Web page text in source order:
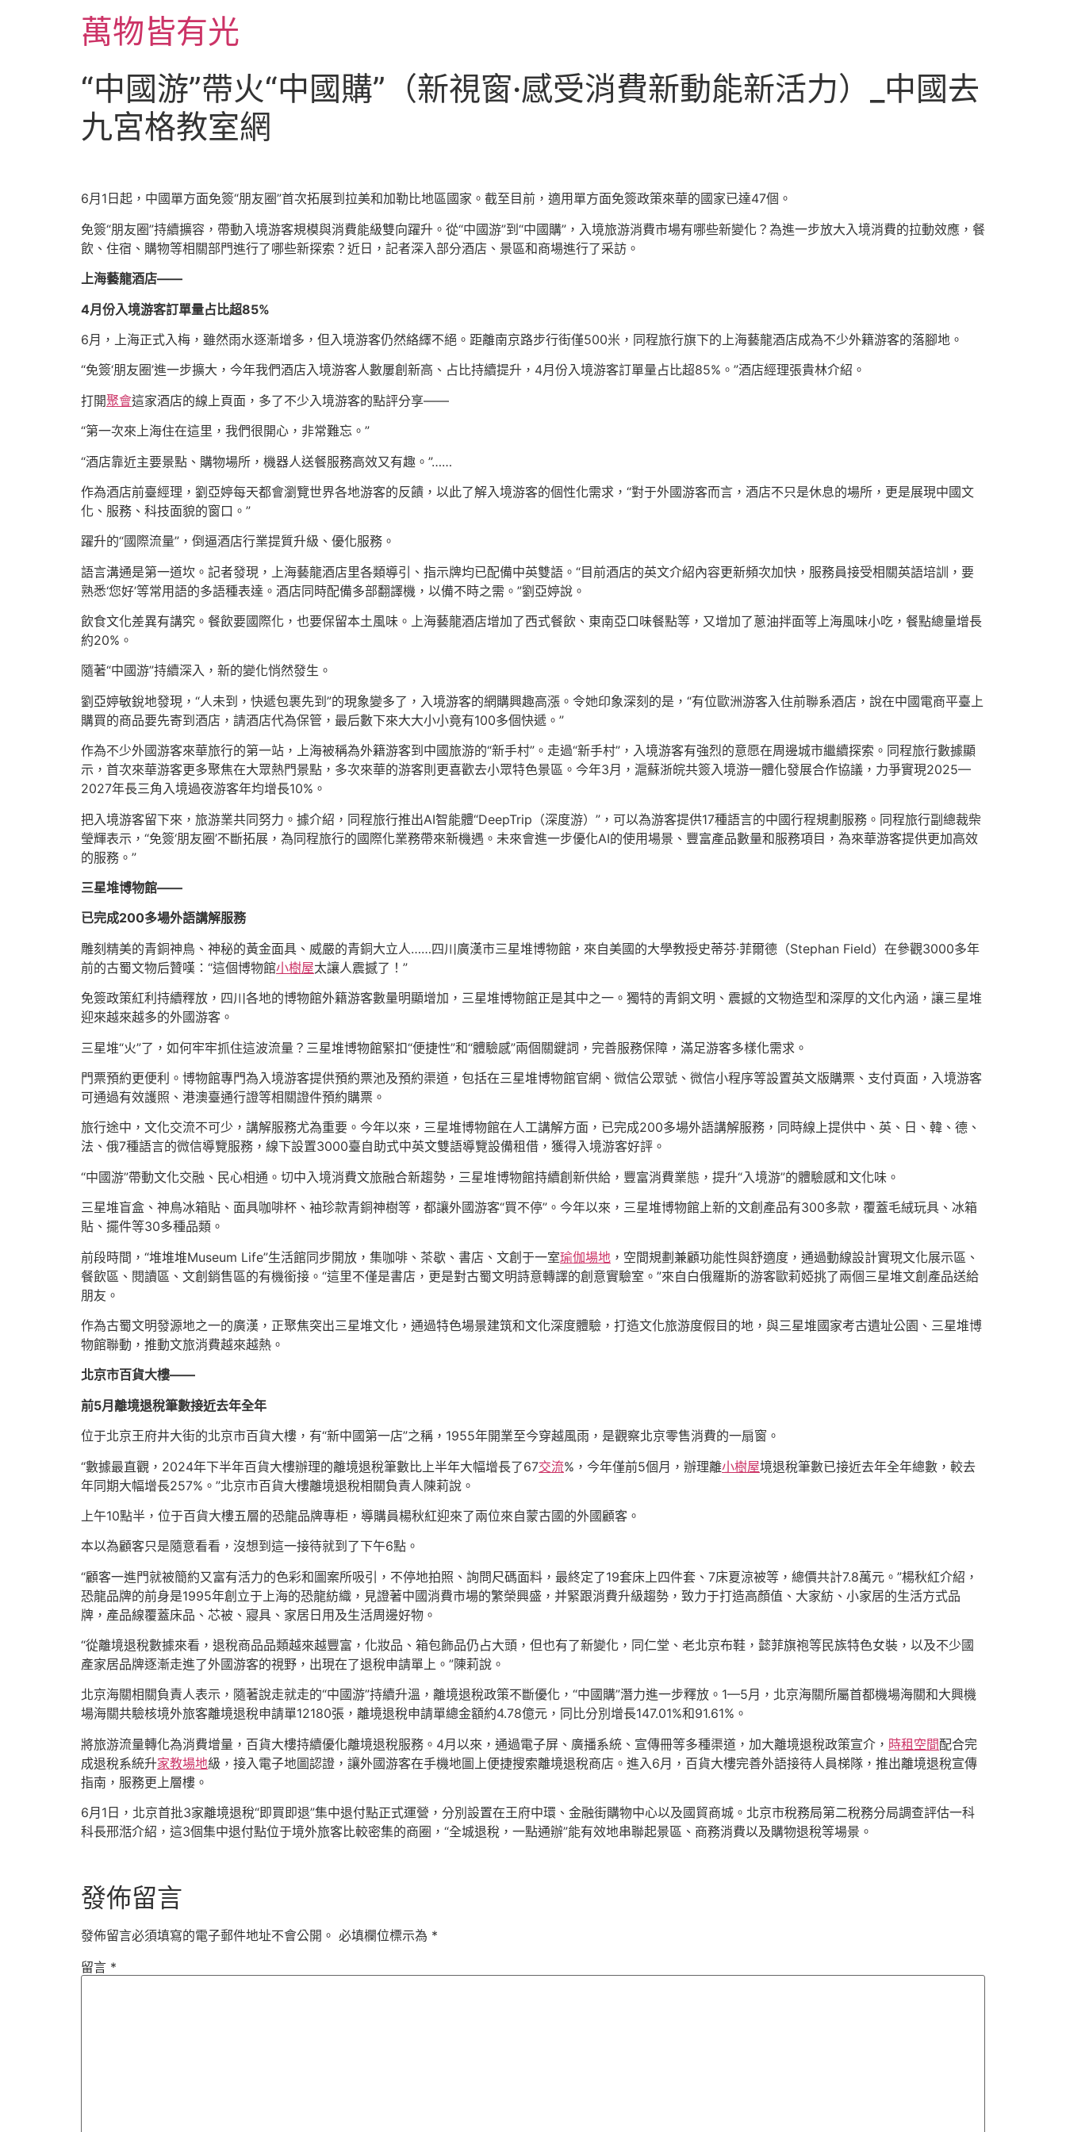
萬物皆有光
“中國游”帶火“中國購”（新視窗·感受消費新動能新活力）_中國去
九宮格教室網
6月1日起，中國單方面免簽“朋友圈”首次拓展到拉美和加勒比地區國家。截至目前，適用單方面免簽政策來華的國家已達47個。
免簽“朋友圈”持續擴容，帶動入境游客規模與消費能級雙向躍升。從“中國游”到“中國購”，入境旅游消費市場有哪些新變化？為進一步放大入境消費的拉動效應，餐
飲、住宿、購物等相關部門進行了哪些新探索？近日，記者深入部分酒店、景區和商場進行了采訪。
上海藝龍酒店——
4月份入境游客訂單量占比超85%
6月，上海正式入梅，雖然雨水逐漸增多，但入境游客仍然絡繹不絕。距離南京路步行街僅500米，同程旅行旗下的上海藝龍酒店成為不少外籍游客的落腳地。
“免簽‘朋友圈’進一步擴大，今年我們酒店入境游客人數屢創新高、占比持續提升，4月份入境游客訂單量占比超85%。”酒店經理張貴林介紹。
打開聚會這家酒店的線上頁面，多了不少入境游客的點評分享——
“第一次來上海住在這里，我們很開心，非常難忘。”
“酒店靠近主要景點、購物場所，機器人送餐服務高效又有趣。”……
作為酒店前臺經理，劉亞婷每天都會瀏覽世界各地游客的反饋，以此了解入境游客的個性化需求，“對于外國游客而言，酒店不只是休息的場所，更是展現中國文
化、服務、科技面貌的窗口。”
躍升的“國際流量”，倒逼酒店行業提質升級、優化服務。
語言溝通是第一道坎。記者發現，上海藝龍酒店里各類導引、指示牌均已配備中英雙語。“目前酒店的英文介紹內容更新頻次加快，服務員接受相關英語培訓，要
熟悉‘您好’等常用語的多語種表達。酒店同時配備多部翻譯機，以備不時之需。”劉亞婷說。
飲食文化差異有講究。餐飲要國際化，也要保留本土風味。上海藝龍酒店增加了西式餐飲、東南亞口味餐點等，又增加了蔥油拌面等上海風味小吃，餐點總量增長
約20%。
隨著“中國游”持續深入，新的變化悄然發生。
劉亞婷敏銳地發現，“人未到，快遞包裹先到”的現象變多了，入境游客的網購興趣高漲。令她印象深刻的是，“有位歐洲游客入住前聯系酒店，說在中國電商平臺上
購買的商品要先寄到酒店，請酒店代為保管，最后數下來大大小小竟有100多個快遞。”
作為不少外國游客來華旅行的第一站，上海被稱為外籍游客到中國旅游的“新手村”。走過“新手村”，入境游客有強烈的意愿在周邊城市繼續探索。同程旅行數據顯
示，首次來華游客更多聚焦在大眾熱門景點，多次來華的游客則更喜歡去小眾特色景區。今年3月，滬蘇浙皖共簽入境游一體化發展合作協議，力爭實現2025—
2027年長三角入境過夜游客年均增長10%。
把入境游客留下來，旅游業共同努力。據介紹，同程旅行推出AI智能體“DeepTrip（深度游）”，可以為游客提供17種語言的中國行程規劃服務。同程旅行副總裁柴
瑩輝表示，“免簽‘朋友圈’不斷拓展，為同程旅行的國際化業務帶來新機遇。未來會進一步優化AI的使用場景、豐富產品數量和服務項目，為來華游客提供更加高效
的服務。”
三星堆博物館——
已完成200多場外語講解服務
雕刻精美的青銅神鳥、神秘的黃金面具、威嚴的青銅大立人……四川廣漢市三星堆博物館，來自美國的大學教授史蒂芬·菲爾德（Stephan Field）在參觀3000多年
前的古蜀文物后贊嘆：“這個博物館小樹屋太讓人震撼了！”
免簽政策紅利持續釋放，四川各地的博物館外籍游客數量明顯增加，三星堆博物館正是其中之一。獨特的青銅文明、震撼的文物造型和深厚的文化內涵，讓三星堆
迎來越來越多的外國游客。
三星堆“火”了，如何牢牢抓住這波流量？三星堆博物館緊扣“便捷性”和“體驗感”兩個關鍵詞，完善服務保障，滿足游客多樣化需求。
門票預約更便利。博物館專門為入境游客提供預約票池及預約渠道，包括在三星堆博物館官網、微信公眾號、微信小程序等設置英文版購票、支付頁面，入境游客
可通過有效護照、港澳臺通行證等相關證件預約購票。
旅行途中，文化交流不可少，講解服務尤為重要。今年以來，三星堆博物館在人工講解方面，已完成200多場外語講解服務，同時線上提供中、英、日、韓、德、
法、俄7種語言的微信導覽服務，線下設置3000臺自助式中英文雙語導覽設備租借，獲得入境游客好評。
“中國游”帶動文化交融、民心相通。切中入境消費文旅融合新趨勢，三星堆博物館持續創新供給，豐富消費業態，提升“入境游”的體驗感和文化味。
三星堆盲盒、神鳥冰箱貼、面具咖啡杯、袖珍款青銅神樹等，都讓外國游客“買不停”。今年以來，三星堆博物館上新的文創產品有300多款，覆蓋毛絨玩具、冰箱
貼、擺件等30多種品類。
前段時間，“堆堆堆Museum Life”生活館同步開放，集咖啡、茶歇、書店、文創于一室瑜伽場地 ，空間規劃兼顧功能性與舒適度，通過動線設計實現文化展示區、
餐飲區、閱讀區、文創銷售區的有機銜接。“這里不僅是書店，更是對古蜀文明詩意轉譯的創意實驗室。”來自白俄羅斯的游客歐莉婭挑了兩個三星堆文創產品送給
朋友。
作為古蜀文明發源地之一的廣漢，正聚焦突出三星堆文化，通過特色場景建筑和文化深度體驗，打造文化旅游度假目的地，與三星堆國家考古遺址公園、三星堆博
物館聯動，推動文旅消費越來越熱。
北京市百貨大樓——
前5月離境退稅筆數接近去年全年
位于北京王府井大街的北京市百貨大樓，有“新中國第一店”之稱，1955年開業至今穿越風雨，是觀察北京零售消費的一扇窗。
“數據最直觀，2024年下半年百貨大樓辦理的離境退稅筆數比上半年大幅增長了67交流%，今年僅前5個月，辦理離小樹屋境退稅筆數已接近去年全年總數，較去
年同期大幅增長257%。”北京市百貨大樓離境退稅相關負責人陳莉說。
上午10點半，位于百貨大樓五層的恐龍品牌專柜，導購員楊秋紅迎來了兩位來自蒙古國的外國顧客。
本以為顧客只是隨意看看，沒想到這一接待就到了下午6點。
“顧客一進門就被簡約又富有活力的色彩和圖案所吸引，不停地拍照、詢問尺碼面料，最終定了19套床上四件套、7床夏涼被等，總價共計7.8萬元。”楊秋紅介紹，
恐龍品牌的前身是1995年創立于上海的恐龍紡織，見證著中國消費市場的繁榮興盛，并緊跟消費升級趨勢，致力于打造高顏值、大家紡、小家居的生活方式品
牌，產品線覆蓋床品、芯被、寢具、家居日用及生活周邊好物。
“從離境退稅數據來看，退稅商品品類越來越豐富，化妝品、箱包飾品仍占大頭，但也有了新變化，同仁堂、老北京布鞋，懿菲旗袍等民族特色女裝，以及不少國
產家居品牌逐漸走進了外國游客的視野，出現在了退稅申請單上。”陳莉說。
北京海關相關負責人表示，隨著說走就走的“中國游”持續升溫，離境退稅政策不斷優化，“中國購”潛力進一步釋放。1—5月，北京海關所屬首都機場海關和大興機
場海關共驗核境外旅客離境退稅申請單12180張，離境退稅申請單總金額約4.78億元，同比分別增長147.01%和91.61%。
將旅游流量轉化為消費增量，百貨大樓持續優化離境退稅服務。4月以來，通過電子屏、廣播系統、宣傳冊等多種渠道，加大離境退稅政策宣介， 時租空間配合完
成退稅系統升家教場地級，接入電子地圖認證，讓外國游客在手機地圖上便捷搜索離境退稅商店。進入6月，百貨大樓完善外語接待人員梯隊，推出離境退稅宣傳
指南，服務更上層樓。
6月1日，北京首批3家離境退稅“即買即退”集中退付點正式運營，分別設置在王府中環、金融街購物中心以及國貿商城。北京市稅務局第二稅務分局調查評估一科
科長邢湉介紹，這3個集中退付點位于境外旅客比較密集的商圈，“全城退稅，一點通辦”能有效地串聯起景區、商務消費以及購物退稅等場景。
發佈留言
發佈留言必須填寫的電子郵件地址不會公開。 必填欄位標示為 *
留言 *